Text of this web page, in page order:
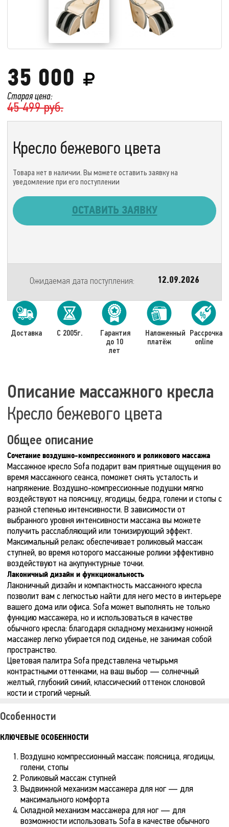
Старая цена:
45 499 руб.
35 000
Кресло бежевого цвета
Товара нет в наличии. Вы можете оставить заявку на
уведомление при его поступлении
ОСТАВИТЬ ЗАЯВКУ
Ожидаемая дата поступления: 12.09.2026
Доставка С 2005г.
Гарантия
до 10
лет
Наложенный
платёж
Рассрочка
online
Описание массажного кресла
Кресло бежевого цвета
Общее описание
Сочетание воздушно-компрессионного и роликового массажа
Массажное кресло Sofa подарит вам приятные ощущения во
время массажного сеанса, поможет снять усталость и
напряжение. Воздушно-компрессионные подушки мягко
воздействуют на поясницу, ягодицы, бедра, голени и стопы с
разной степенью интенсивности. В зависимости от
выбранного уровня интенсивности массажа вы можете
получить расслабляющий или тонизирующий эффект.
Максимальный релакс обеспечивает роликовый массаж
ступней, во время которого массажные ролики эффективно
воздействуют на акупунктурные точки.
Лаконичный дизайн и функциональность
Лаконичный дизайн и компактность массажного кресла
позволит вам с легкостью найти для него место в интерьере
вашего дома или офиса. Sofa может выполнять не только
функцию массажера, но и использоваться в качестве
обычного кресла: благодаря складному механизму ножной
массажер легко убирается под сиденье, не занимая собой
пространство.
Цветовая палитра Sofa представлена четырьмя
контрастными оттенками, на ваш выбор — солнечный
желтый, глубокий синий, классический оттенок слоновой
кости и строгий черный.
Особенности
КЛЮЧЕВЫЕ ОСОБЕННОСТИ
Воздушно компрессионный массаж: поясница, ягодицы,
голени, стопы
Роликовый массаж ступней
Выдвижной механизм массажера для ног — для
максимального комфорта
Складной механизм массажера для ног — для
возможности использовать Sofa в качестве обычного